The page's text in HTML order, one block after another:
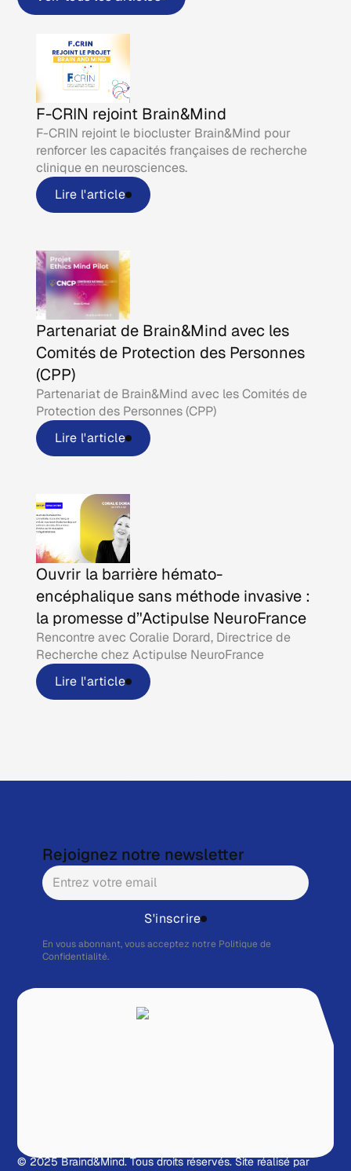
F-CRIN rejoint Brain&Mind
F-CRIN rejoint le biocluster Brain&Mind pour
renforcer les capacités françaises de recherche
clinique en neurosciences.
Lire l'article
Partenariat de Brain&Mind avec les
Comités de Protection des Personnes
(CPP)
Partenariat de Brain&Mind avec les Comités de
Protection des Personnes (CPP)
Lire l'article
Ouvrir la barrière hémato-
encéphalique sans méthode invasive :
la promesse d’'Actipulse NeuroFrance
Rencontre avec Coralie Dorard, Directrice de
Recherche chez Actipulse NeuroFrance
Lire l'article
© 2025 Braind&Mind. Tous droits réservés.Site réalisé par
Rejoignez notre newsletter
S'inscrire
En vous abonnant, vous acceptez notre Politique de
Confidentialité.